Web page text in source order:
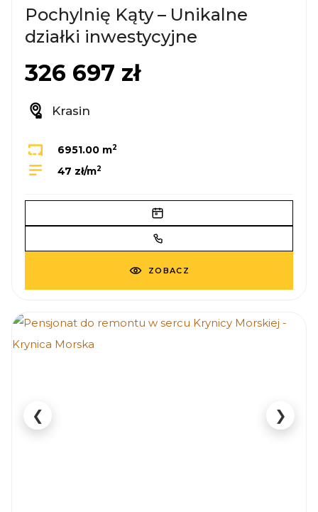
Pochylnię Kąty – Unikalne
działki inwestycyjne
326 697 zł
Krasin
6951.00 m2
47 zł/m2
ZOBACZ
❮ ❯